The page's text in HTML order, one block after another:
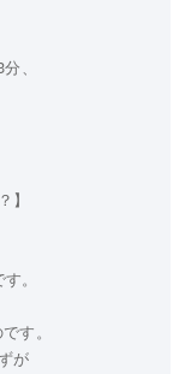
、
】
。
す。
が